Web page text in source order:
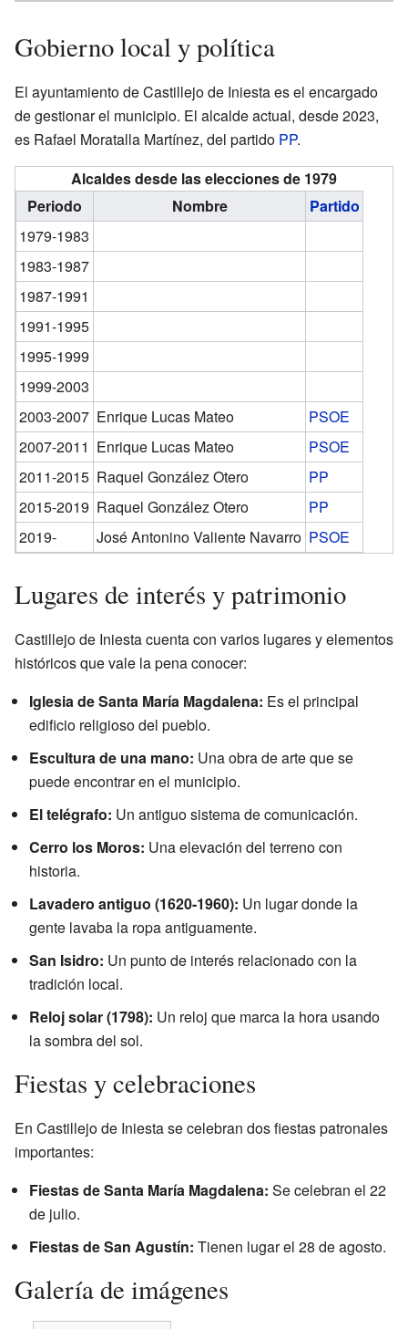
Gobierno local y política
El ayuntamiento de Castillejo de Iniesta es el encargado
de gestionar el municipio. El alcalde actual, desde 2023,
es Rafael Moratalla Martínez, del partido PP.
Alcaldes desde las elecciones de 1979
Periodo
Nombre
Partido
1979-1983
1983-1987
1987-1991
1991-1995
1995-1999
1999-2003
2003-2007 Enrique Lucas Mateo
PSOE
2007-2011 Enrique Lucas Mateo
PSOE
2011-2015 Raquel González Otero
PP
2015-2019 Raquel González Otero
PP
2019-
José Antonino Valiente Navarro PSOE
Lugares de interés y patrimonio
Castillejo de Iniesta cuenta con varios lugares y elementos
históricos que vale la pena conocer:
Iglesia de Santa María Magdalena: Es el principal
edificio religioso del pueblo.
Escultura de una mano: Una obra de arte que se
puede encontrar en el municipio.
El telégrafo: Un antiguo sistema de comunicación.
Cerro los Moros: Una elevación del terreno con
historia.
Lavadero antiguo (1620-1960): Un lugar donde la
gente lavaba la ropa antiguamente.
San Isidro: Un punto de interés relacionado con la
tradición local.
Reloj solar (1798): Un reloj que marca la hora usando
la sombra del sol.
Fiestas y celebraciones
En Castillejo de Iniesta se celebran dos fiestas patronales
importantes:
Fiestas de Santa María Magdalena: Se celebran el 22
de julio.
Fiestas de San Agustín: Tienen lugar el 28 de agosto.
Galería de imágenes